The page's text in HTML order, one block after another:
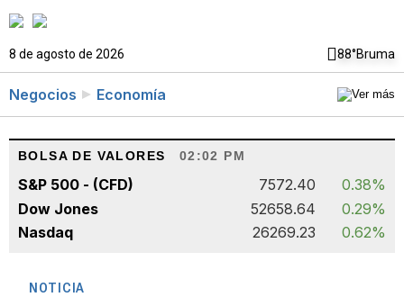
8 de agosto de 2026 88°Bruma
Negocios Economía
BOLSA DE VALORES 02:02 PM
S&P 500 - (CFD) 7572.40
0.38%
Dow Jones
52658.64
0.29%
Nasdaq
26269.23 0.62%
NOTICIA